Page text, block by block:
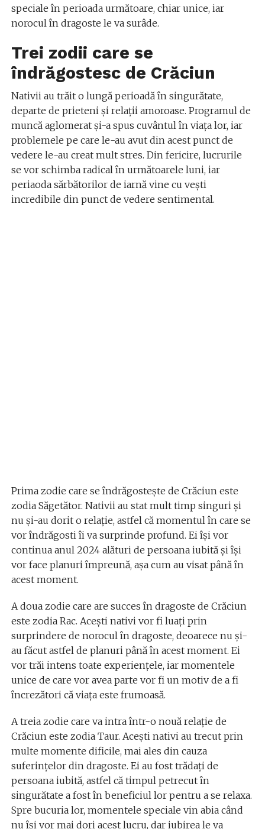
speciale în perioada următoare, chiar unice, iar
norocul în dragoste le va surâde.
Trei zodii care se
îndrăgostesc de Crăciun
Nativii au trăit o lungă perioadă în singurătate,
departe de prieteni și relații amoroase. Programul de
muncă aglomerat și-a spus cuvântul în viața lor, iar
problemele pe care le-au avut din acest punct de
vedere le-au creat mult stres. Din fericire, lucrurile
se vor schimba radical în următoarele luni, iar
periaoda sărbătorilor de iarnă vine cu vești
incredibile din punct de vedere sentimental.
Prima zodie care se îndrăgostește de Crăciun este
zodia Săgetător. Nativii au stat mult timp singuri și
nu și-au dorit o relație, astfel că momentul în care se
vor îndrăgosti îi va surprinde profund. Ei își vor
continua anul 2024 alături de persoana iubită și își
vor face planuri împreună, așa cum au visat până în
acest moment.
A doua zodie care are succes în dragoste de Crăciun
este zodia Rac. Acești nativi vor fi luați prin
surprindere de norocul în dragoste, deoarece nu și-
au făcut astfel de planuri până în acest moment. Ei
vor trăi intens toate experiențele, iar momentele
unice de care vor avea parte vor fi un motiv de a fi
încrezători că viața este frumoasă.
A treia zodie care va intra într-o nouă relație de
Crăciun este zodia Taur. Acești nativi au trecut prin
multe momente dificile, mai ales din cauza
suferințelor din dragoste. Ei au fost trădați de
persoana iubită, astfel că timpul petrecut în
singurătate a fost în beneficiul lor pentru a se relaxa.
Spre bucuria lor, momentele speciale vin abia când
nu își vor mai dori acest lucru, dar iubirea le va